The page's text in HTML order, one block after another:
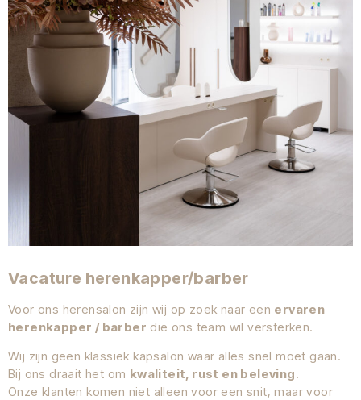
Vacature herenkapper/barber
Voor ons herensalon zijn wij op zoek naar een ervaren
herenkapper / barber die ons team wil versterken.
Wij zijn geen klassiek kapsalon waar alles snel moet gaan.
Bij ons draait het om kwaliteit, rust en beleving.
Onze klanten komen niet alleen voor een snit, maar voor